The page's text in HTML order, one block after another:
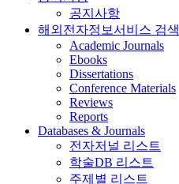
공지사항
해외전자정보서비스 검색
Academic Journals
Ebooks
Dissertations
Conference Materials
Reviews
Reports
Databases & Journals
전자저널 리스트
학술DB 리스트
주제별 리스트